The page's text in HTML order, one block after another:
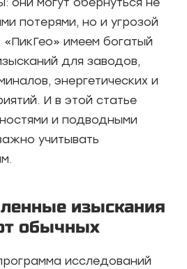
потерями, но и угрозой
имеем богатый
для заводов,
энергетических и
И в этой статье
и подводными
учитывать
изыскания
обычных
исследований